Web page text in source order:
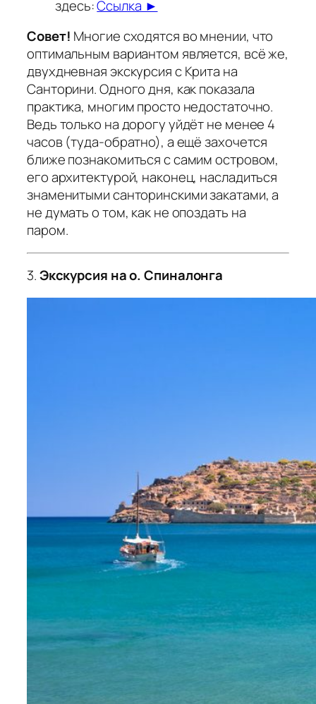
здесь:Ссылка ►
Совет! Многие сходятся во мнении, что
оптимальным вариантом является, всё же,
двухдневная экскурсия с Крита на
Санторини. Одного дня, как показала
практика, многим просто недостаточно.
Ведь только на дорогу уйдёт не менее 4
часов (туда-обратно), а ещё захочется
ближе познакомиться с самим островом,
его архитектурой, наконец, насладиться
знаменитыми санторинскими закатами, а
не думать о том, как не опоздать на
паром.
3.Экскурсия на о. Спиналонга